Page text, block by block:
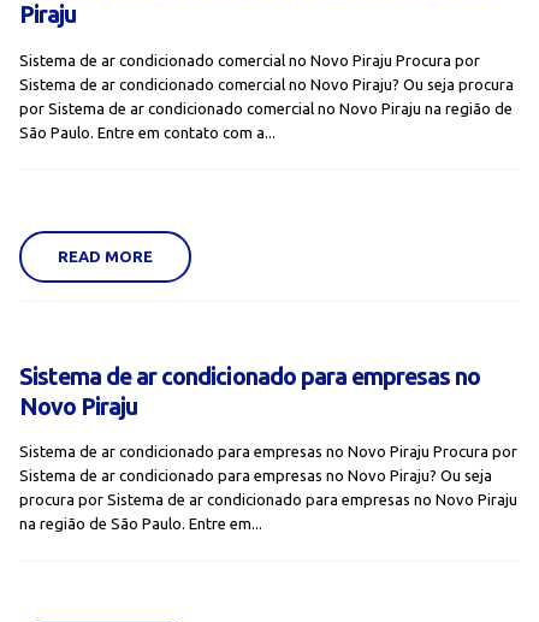
Piraju
Sistema de ar condicionado comercial no Novo Piraju Procura por
Sistema de ar condicionado comercial no Novo Piraju? Ou seja procura
por Sistema de ar condicionado comercial no Novo Piraju na região de
São Paulo. Entre em contato com a...
READ MORE
Sistema de ar condicionado para empresas no
Novo Piraju
Sistema de ar condicionado para empresas no Novo Piraju Procura por
Sistema de ar condicionado para empresas no Novo Piraju? Ou seja
procura por Sistema de ar condicionado para empresas no Novo Piraju
na região de São Paulo. Entre em...